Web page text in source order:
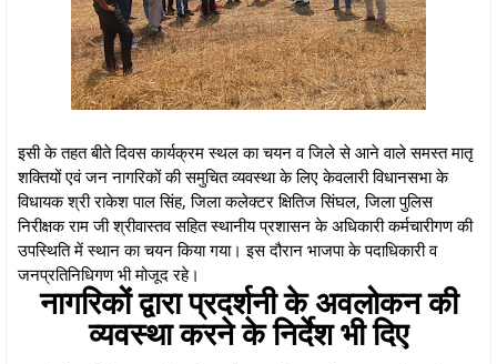
इसी के तहत बीते दिवस कार्यक्रम स्थल का चयन व जिले से आने वाले समस्त मातृ
शक्तियों एवं जन नागरिकों की समुचित व्यवस्था के लिए केवलारी विधानसभा के
विधायक श्री राकेश पाल सिंह, जिला कलेक्टर क्षितिज सिंघल, जिला पुलिस
निरीक्षक राम जी श्रीवास्तव सहित स्थानीय प्रशासन के अधिकारी कर्मचारीगण की
उपस्थिति में स्थान का चयन किया गया। इस दौरान भाजपा के पदाधिकारी व
जनप्रतिनिधिगण भी मोजूद रहे।
नागरिकों द्वारा प्रदर्शनी के अवलोकन की
व्यवस्था करने के निर्देश भी दिए